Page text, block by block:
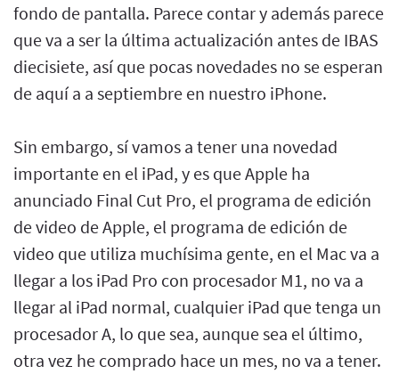
fondo de pantalla. Parece contar y además parece
que va a ser la última actualización antes de IBAS
diecisiete, así que pocas novedades no se esperan
de aquí a a septiembre en nuestro iPhone.
Sin embargo, sí vamos a tener una novedad
importante en el iPad, y es que Apple ha
anunciado Final Cut Pro, el programa de edición
de video de Apple, el programa de edición de
video que utiliza muchísima gente, en el Mac va a
llegar a los iPad Pro con procesador M1, no va a
llegar al iPad normal, cualquier iPad que tenga un
procesador A, lo que sea, aunque sea el último,
otra vez he comprado hace un mes, no va a tener.